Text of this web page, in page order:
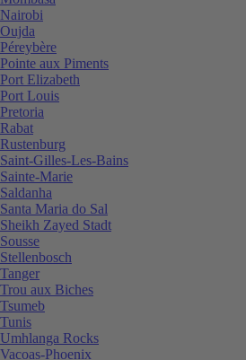
Nairobi
Oujda
Péreybère
Pointe aux Piments
Port Elizabeth
Port Louis
Pretoria
Rabat
Rustenburg
Saint-Gilles-Les-Bains
Sainte-Marie
Saldanha
Santa Maria do Sal
Sheikh Zayed Stadt
Sousse
Stellenbosch
Tanger
Trou aux Biches
Tsumeb
Tunis
Umhlanga Rocks
Vacoas-Phoenix